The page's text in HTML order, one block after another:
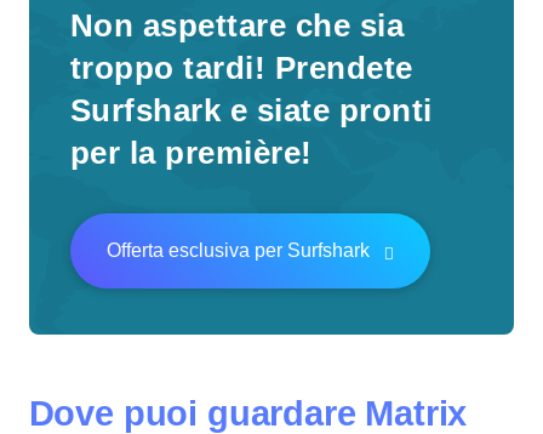
Non aspettare che sia
troppo tardi! Prendete
Surfshark e siate pronti
per la première!
Offerta esclusiva per Surfshark
Dove puoi guardare Matrix